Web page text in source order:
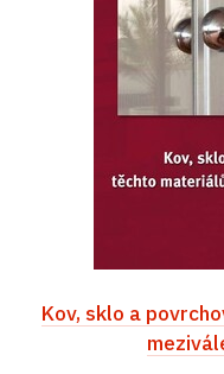
Kov, sklo a